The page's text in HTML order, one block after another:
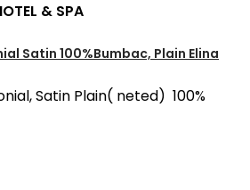
& SPA
Satin 100%Bumbac, Plain Elina
Satin Plain( neted) 100%